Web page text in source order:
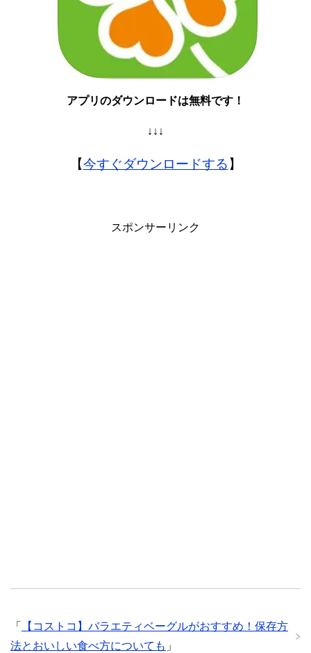
アプリのダウンロードは無料です！
↓↓↓
【今すぐダウンロードする 】
スポンサーリンク
「
【コストコ】バラエティベーグルがおすすめ！保存方
法とおいしい食べ方についても 」